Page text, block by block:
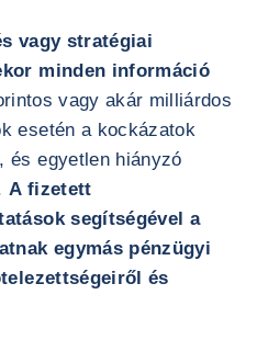
vagy stratégiai
minden információ
vagy akár milliárdos
esetén a kockázatok
és egyetlen hiányzó
A fizetett
segítségével a
egymás pénzügyi
és